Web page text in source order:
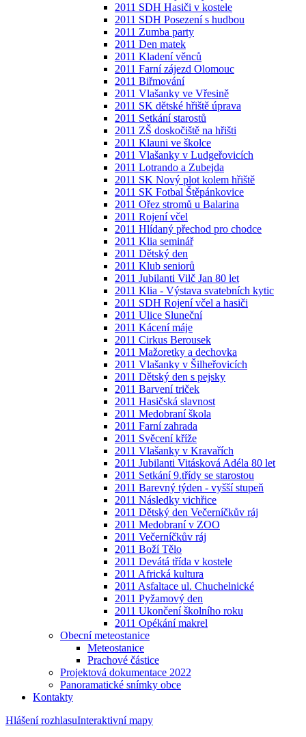
2011 SDH Hasiči v kostele
2011 SDH Posezení s hudbou
2011 Zumba party
2011 Den matek
2011 Kladení věnců
2011 Farní zájezd Olomouc
2011 Biřmování
2011 Vlašanky ve Vřesině
2011 SK dětské hřiště úprava
2011 Setkání starostů
2011 ZŠ doskočiště na hřišti
2011 Klauni ve školce
2011 Vlašanky v Ludgeřovicích
2011 Lotrando a Zubejda
2011 SK Nový plot kolem hřiště
2011 SK Fotbal Štěpánkovice
2011 Ořez stromů u Balarina
2011 Rojení včel
2011 Hlídaný přechod pro chodce
2011 Klia seminář
2011 Dětský den
2011 Klub seniorů
2011 Jubilanti Vilč Jan 80 let
2011 Klia - Výstava svatebních kytic
2011 SDH Rojení včel a hasiči
2011 Ulice Sluneční
2011 Kácení máje
2011 Cirkus Berousek
2011 Mažoretky a dechovka
2011 Vlašanky v Šilheřovicích
2011 Dětský den s pejsky
2011 Barvení triček
2011 Hasičská slavnost
2011 Medobraní škola
2011 Farní zahrada
2011 Svěcení kříže
2011 Vlašanky v Kravařích
2011 Jubilanti Vitásková Adéla 80 let
2011 Setkání 9.třídy se starostou
2011 Barevný týden - vyšší stupeň
2011 Následky vichřice
2011 Dětský den Večerníčkův ráj
2011 Medobraní v ZOO
2011 Večerníčkův ráj
2011 Boží Tělo
2011 Devátá třída v kostele
2011 Africká kultura
2011 Asfaltace ul. Chuchelnické
2011 Pyžamový den
2011 Ukončení školního roku
2011 Opékání makrel
Obecní meteostanice
Meteostanice
Prachové částice
Projektová dokumentace 2022
Panoramatické snímky obce
Kontakty
Hlášení rozhlasuInteraktivní mapy